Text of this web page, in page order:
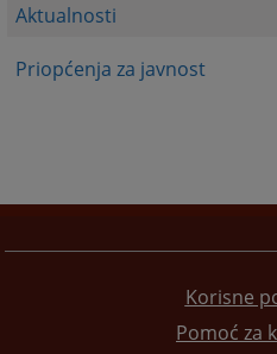
Aktualnosti
Priopćenja za javnost
Korisne
Pomoć za